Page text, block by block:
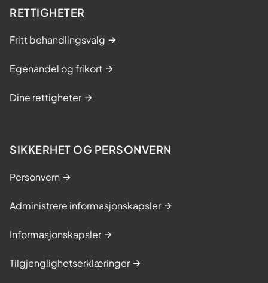
RETTIGHETER
Fritt behandlingsvalg
Egenandel og frikort
Dine rettigheter
SIKKERHET OG PERSONVERN
Personvern
Administrere informasjonskapsler
Informasjonskapsler
Tilgjenglighetserklæringer